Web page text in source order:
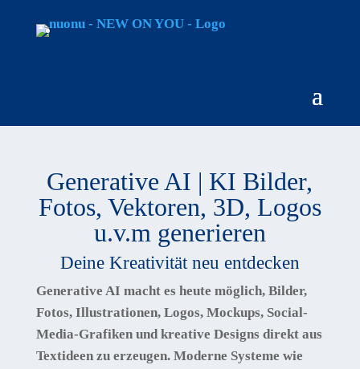
Generative AI | KI Bilder,
Fotos, Vektoren, 3D, Logos
u.v.m generieren
Deine Kreativität neu entdecken
Generative AI macht es heute möglich, Bilder,
Fotos, Illustrationen, Logos, Mockups, Social-
Media-Grafiken und kreative Designs direkt aus
Textideen zu erzeugen. Moderne Systeme wie